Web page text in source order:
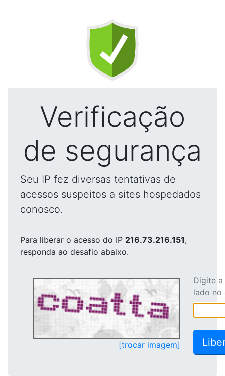
Verificação
de segurança
Seu IP fez diversas tentativas de
acessos suspeitos a sites hospedados
conosco.
Para liberar o acesso do IP 216.73.216.151,
responda ao desafio abaixo.
[trocar imagem]
Digite
lado no